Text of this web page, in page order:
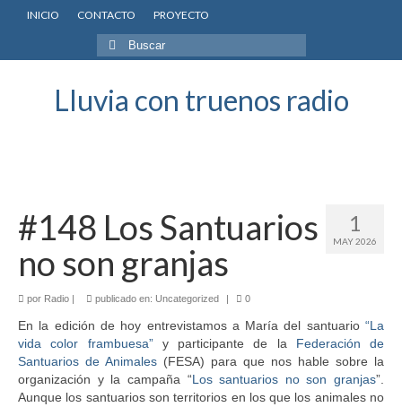
INICIO CONTACTO PROYECTO
Buscar
por:
Lluvia con truenos radio
1
MAY 2026
#148 Los Santuarios
no son granjas
por Radio | publicado en: Uncategorized | 0
En la edición de hoy entrevistamos a María del santuario “La
vida color frambuesa”y participante de la Federación de
Santuarios de Animales (FESA) para que nos hable sobre la
organización y la campaña “Los santuarios no son granjas”.
Aunque los santuarios son territorios en los que los animales no